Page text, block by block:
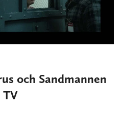
och Sandmannen
TV